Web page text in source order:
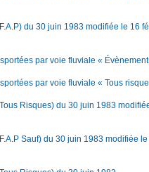
du 30 juin 1983 modifiée le 16
par voie fluviale «
par voie fluviale « Tous
Risques) du 30 juin 1983
Sauf) du 30 juin 1983 modifiée